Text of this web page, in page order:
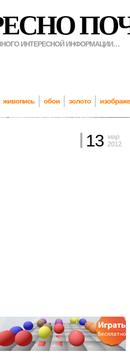
ИНТЕРЕСНОЙ ИНФОРМАЦИИ…
живопись обои золото
13 мар
2012